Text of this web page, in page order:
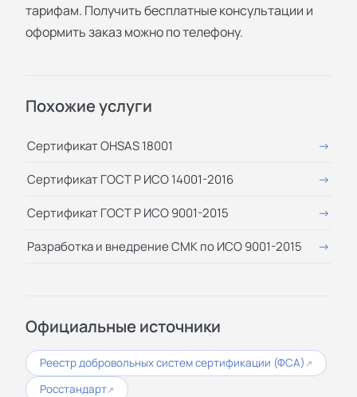
тарифам. Получить бесплатные консультации и
оформить заказ можно по телефону.
Похожие услуги
Сертификат OHSAS 18001
Сертификат ГОСТ Р ИСО 14001-2016
Сертификат ГОСТ Р ИСО 9001-2015
Разработка и внедрение СМК по ИСО 9001-2015
Официальные источники
Реестр добровольных систем сертификации (ФСА) ↗
Росстандарт↗